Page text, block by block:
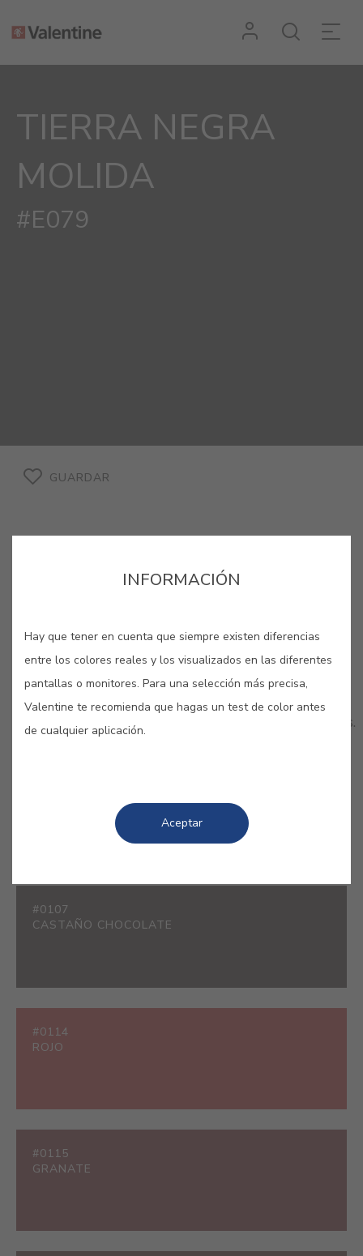
TIERRA NEGRA
MOLIDA
#E079
GUARDAR
COLORES RELACIONADOS
Los colores de acabado liso se utilizan para
conseguir un aspecto lacado al tiempo que
protegen tus maderas de las agresiones cotidianas.
#0107
CASTAÑO CHOCOLATE
#0114
ROJO
#0115
GRANATE
INFORMACIÓN
Hay que tener en cuenta que siempre existen diferencias
entre los colores reales y los visualizados en las diferentes
pantallas o monitores. Para una selección más precisa,
Valentine te recomienda que hagas un test de color antes
de cualquier aplicación.
Aceptar